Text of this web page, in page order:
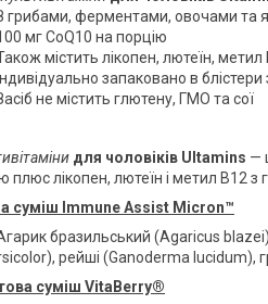
грибами, ферментами, овочами та
мг CoQ10 на порцію
містить лікопен, лютеїн, метил
запаковано в
не містить глютену, ГМО та сої
для чоловіків Ultamins —
плюс лікопен, лютеїн і метил
суміш Immune Assist Micron™
бразильський (Agaricus
рейші (Ganoderma lucidum),
суміш VitaBerry®